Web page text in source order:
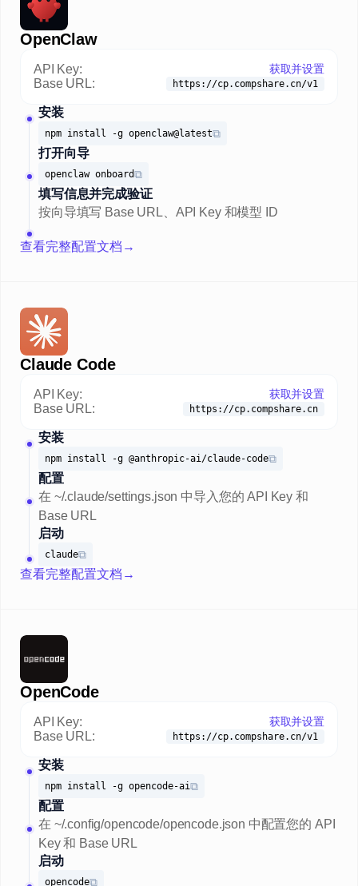
OpenClaw
API Key: 获取并设置
Base URL: https://cp.compshare.cn/v1
安装
npm install -g openclaw@latest⧉
打开向导
openclaw onboard⧉
填写信息并完成验证
按向导填写 Base URL、API Key 和模型 ID
查看完整配置文档 →
Claude Code
API Key: 获取并设置
Base URL: https://cp.compshare.cn
安装
npm install -g @anthropic-ai/claude-code⧉
配置
在 ~/.claude/settings.json 中导入您的 API Key 和
Base URL
启动
claude⧉
查看完整配置文档 →
OpenCode
API Key: 获取并设置
Base URL: https://cp.compshare.cn/v1
安装
npm install -g opencode-ai⧉
配置
在 ~/.config/opencode/opencode.json 中配置您的 API
Key 和 Base URL
启动
opencode⧉